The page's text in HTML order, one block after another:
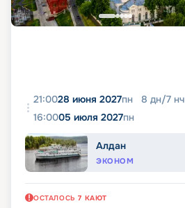
21:0028 июня 2027пн 8 дн/7 нч
16:0005 июля 2027пн
Алдан
ЭКОНОМ
ОСТАЛОСЬ 7 КАЮТ